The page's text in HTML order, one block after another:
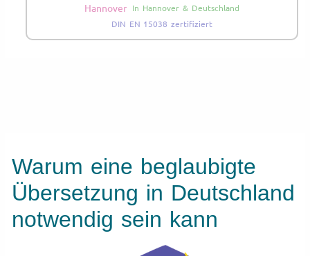
Hannover In Hannover & Deutschland
DIN EN 15038 zertifiziert
Warum eine beglaubigte
Übersetzung in Deutschland
notwendig sein kann